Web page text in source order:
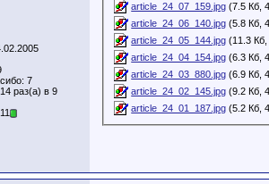
7
раз(а) в 9
article_24_07_159.jpg (7.5 Кб,
article_24_06_140.jpg (5.8 Кб,
article_24_05_144.jpg (11.3
article_24_04_154.jpg (6.3 Кб,
article_24_03_880.jpg (6.9 Кб,
article_24_02_145.jpg (9.2 Кб,
article_24_01_187.jpg (5.2 Кб,